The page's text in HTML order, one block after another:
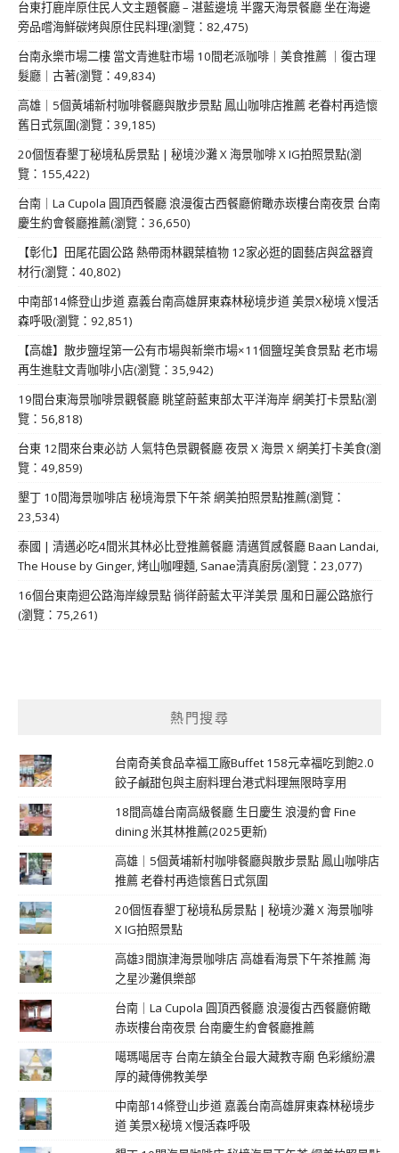
台東打鹿岸原住民人文主題餐廳 – 湛藍邊境 半露天海景餐廳 坐在海邊
旁品嚐海鮮碳烤與原住民料理(瀏覽：82,475)
台南永樂市場二樓 當文青進駐市場 10間老派咖啡｜美食推薦 ｜復古理
髮廳｜古著(瀏覽：49,834)
高雄｜5個黃埔新村咖啡餐廳與散步景點 鳳山咖啡店推薦 老眷村再造懷
舊日式氛圍(瀏覽：39,185)
20個恆春墾丁秘境私房景點 | 秘境沙灘 X 海景咖啡 X IG拍照景點(瀏
覽：155,422)
台南｜La Cupola 圓頂西餐廳 浪漫復古西餐廳俯瞰赤崁樓台南夜景 台南
慶生約會餐廳推薦(瀏覽：36,650)
【彰化】田尾花園公路 熱帶雨林觀葉植物 12家必逛的園藝店與盆器資
材行(瀏覽：40,802)
中南部14條登山步道 嘉義台南高雄屏東森林秘境步道 美景X秘境 X慢活
森呼吸(瀏覽：92,851)
【高雄】散步鹽埕第一公有市場與新樂市場×11個鹽埕美食景點 老市場
再生進駐文青咖啡小店(瀏覽：35,942)
19間台東海景咖啡景觀餐廳 眺望蔚藍東部太平洋海岸 網美打卡景點(瀏
覽：56,818)
台東 12間來台東必訪 人氣特色景觀餐廳 夜景 X 海景 X 網美打卡美食(瀏
覽：49,859)
墾丁 10間海景咖啡店 秘境海景下午茶 網美拍照景點推薦(瀏覽：
23,534)
泰國 | 清邁必吃4間米其林必比登推薦餐廳 清邁質感餐廳 Baan Landai,
The House by Ginger, 烤山咖哩麵, Sanae清真廚房(瀏覽：23,077)
16個台東南迴公路海岸線景點 徜徉蔚藍太平洋美景 風和日麗公路旅行
(瀏覽：75,261)
熱門搜尋
台南奇美食品幸福工廠Buffet 158元幸福吃到飽2.0
餃子鹹甜包與主廚料理台港式料理無限時享用
18間高雄台南高級餐廳 生日慶生 浪漫約會 Fine
dining 米其林推薦(2025更新)
高雄｜5個黃埔新村咖啡餐廳與散步景點 鳳山咖啡店
推薦 老眷村再造懷舊日式氛圍
20個恆春墾丁秘境私房景點 | 秘境沙灘 X 海景咖啡
X IG拍照景點
高雄3間旗津海景咖啡店 高雄看海景下午茶推薦 海
之星沙灘俱樂部
台南｜La Cupola 圓頂西餐廳 浪漫復古西餐廳俯瞰
赤崁樓台南夜景 台南慶生約會餐廳推薦
噶瑪噶居寺 台南左鎮全台最大藏教寺廟 色彩繽紛濃
厚的藏傳佛教美學
中南部14條登山步道 嘉義台南高雄屏東森林秘境步
道 美景X秘境 X慢活森呼吸